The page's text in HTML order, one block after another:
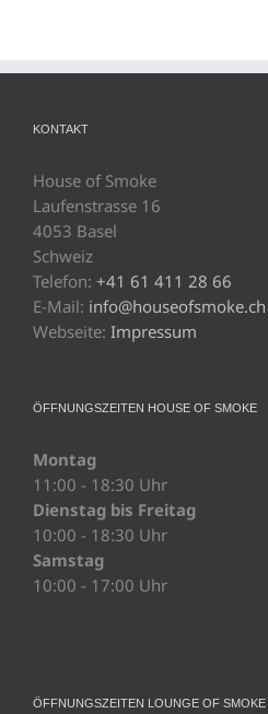
KONTAKT
House of Smoke
Laufenstrasse 16
4053 Basel
Schweiz
Telefon: +41 61 411 28 66
E-Mail: info@houseofsmoke.ch
Webseite: Impressum
ÖFFNUNGSZEITEN HOUSE OF SMOKE
Montag
11:00 - 18:30 Uhr
Dienstag bis Freitag
10:00 - 18:30 Uhr
Samstag
10:00 - 17:00 Uhr
ÖFFNUNGSZEITEN LOUNGE OF SMOKE